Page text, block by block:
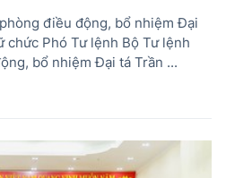
điều động, bổ nhiệm Đại
chức Phó Tư lệnh Bộ Tư lệnh
bổ nhiệm Đại tá Trần ...